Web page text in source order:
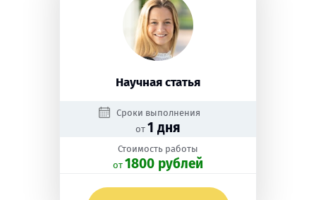
Научная статья
Сроки выполнения
от 1 дня
Стоимость работы
oт 1800 рублей